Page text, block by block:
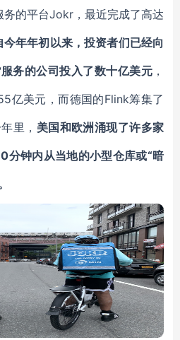
的平台Jokr，最近完成了高达
今年年初以来，投资者们已经向
务的公司投入了数十亿美元 ，
亿美元，而德国的Flink筹集了
里， 美国和欧洲涌现了许多家
分钟内从当地的小型仓库或“暗